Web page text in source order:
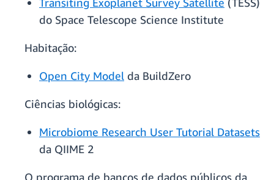
do Space Telescope Science Institute
Habitação:
Open City Model da BuildZero
Ciências biológicas:
Microbiome Research User Tutorial Datasets
da QIIME 2
O programa de bancos de dados públicos da